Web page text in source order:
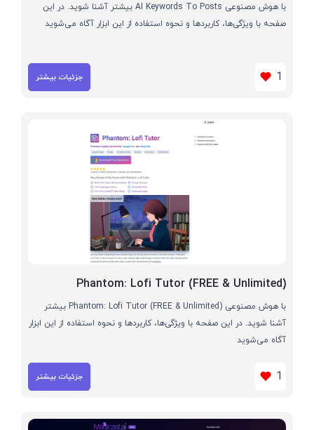
با هوش مصنوعی AI Keywords To Posts بیشتر آشنا شوید. در این
صفحه با ویژگی‌ها، کاربردها و نحوه استفاده از این ابزار آگاه می‌شوید
1 جزئیات بیشتر
Phantom: Lofi Tutor (FREE & Unlimited)
با هوش مصنوعی Phantom: Lofi Tutor (FREE & Unlimited) بیشتر
آشنا شوید. در این صفحه با ویژگی‌ها، کاربردها و نحوه استفاده از این ابزار
آگاه می‌شوید
1 جزئیات بیشتر